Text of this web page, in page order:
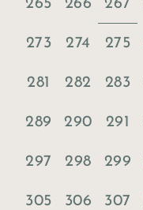
265 266 267
273 274 275
281 282 283
289 290 291
297 298 299
305 306 307